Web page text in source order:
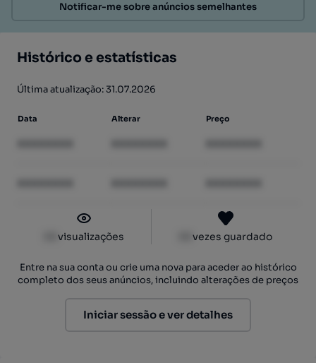
Notificar-me sobre anúncios semelhantes
Histórico e estatísticas
Última atualização: 31.07.2026
Data Alterar Preço
visualizações vezes guardado
Entre na sua conta ou crie uma nova para aceder ao histórico
completo dos seus anúncios, incluindo alterações de preços
Iniciar sessão e ver detalhes